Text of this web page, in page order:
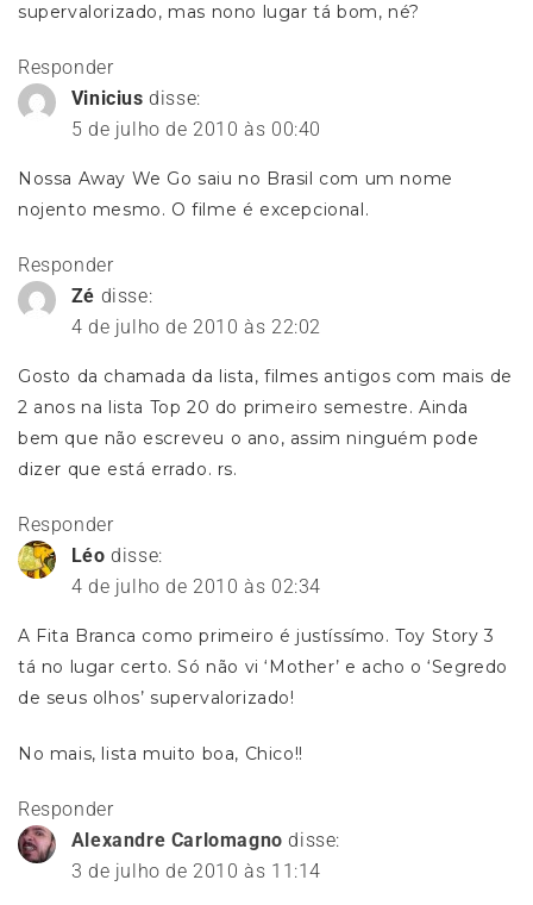
supervalorizado, mas nono lugar tá bom, né?
Responder
Vinicius disse:
5 de julho de 2010 às 00:40
Nossa Away We Go saiu no Brasil com um nome
nojento mesmo. O filme é excepcional.
Responder
Zé disse:
4 de julho de 2010 às 22:02
Gosto da chamada da lista, filmes antigos com mais de
2 anos na lista Top 20 do primeiro semestre. Ainda
bem que não escreveu o ano, assim ninguém pode
dizer que está errado. rs.
Responder
Léo disse:
4 de julho de 2010 às 02:34
A Fita Branca como primeiro é justíssímo. Toy Story 3
tá no lugar certo. Só não vi ‘Mother’ e acho o ‘Segredo
de seus olhos’ supervalorizado!
No mais, lista muito boa, Chico!!
Responder
Alexandre Carlomagno disse:
3 de julho de 2010 às 11:14